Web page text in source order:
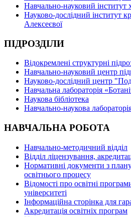
Навчально-науковий інститут
Науково-дослідний інститут
Алексеєвої
ПІДРОЗДІЛИ
Відокремлені структурні
Навчально-науковий центр
Науково-дослідний центр
Навчальна лабораторія
Наукова бібліотека
Навчально-наукова
НАВЧАЛЬНА РОБОТА
Навчально-методичний відділ
Відділ ліцензування,
Нормативні документи з
освітнього процесу
Відомості про освітні
університеті
Інформаційна сторінка для
Акредитація освітніх програм